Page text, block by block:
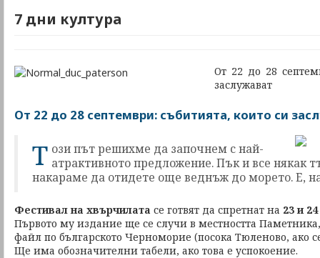
7 дни култура
От 22 до 28
заслужават
От 22 до 28 септември: събитията, които си
Т ози път решихме да започнем с най-
атрактивното предложение. Пък и все някак
накараме да отидете още веднъж до морето. Е,
Фестивал на хвърчилата се готвят да спретнат на 23 и
Първото му издание ще се случи в местността
файл по българското Черноморие (посока Тюленово, ако
Ще има обозначителни табели, ако това е успокоение.